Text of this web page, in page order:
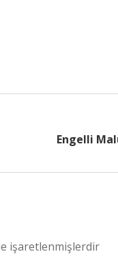
Engelli
işaretlenmişlerdir